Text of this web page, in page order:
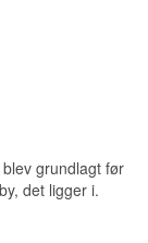
grundlagt før
det ligger i.